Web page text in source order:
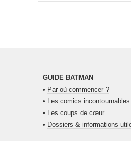
GUIDE BATMAN
• Par où commencer ?
• Les comics incontournables
• Les coups de cœur
• Dossiers & informations